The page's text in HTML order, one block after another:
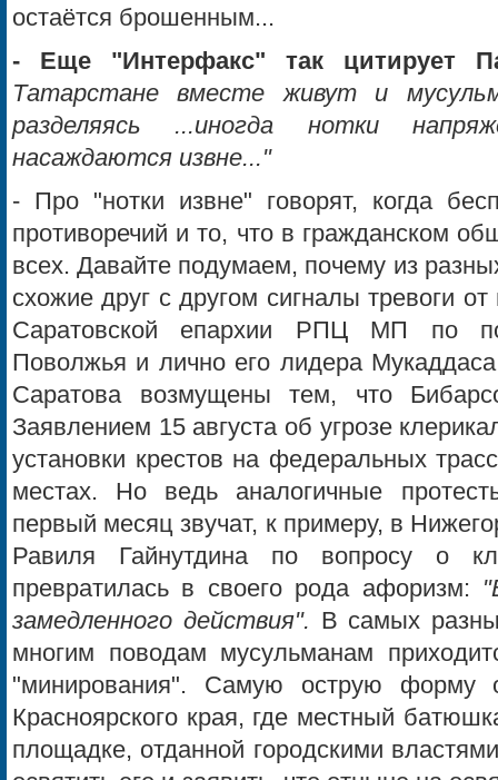
остаётся брошенным...
- Еще "Интерфакс" так цитирует
Татарстане вместе живут и
разделяясь ...иногда нотки
насаждаются извне..."
- Про "нотки извне" говорят, когда
противоречий и то, что в гражданском
всех. Давайте подумаем, почему из
схожие друг с другом сигналы тревоги
Саратовской епархии РПЦ МП по
Поволжья и лично его лидера
Саратова возмущены тем, что
Заявлением 15 августа об угрозе
установки крестов на федеральных
местах. Но ведь аналогичные
первый месяц звучат, к примеру, в
Равиля Гайнутдина по вопросу о
превратилась в своего рода афоризм:
замедленного действия". В самых
многим поводам мусульманам
"минирования". Самую острую форму
Красноярского края, где местный
площадке, отданной городскими